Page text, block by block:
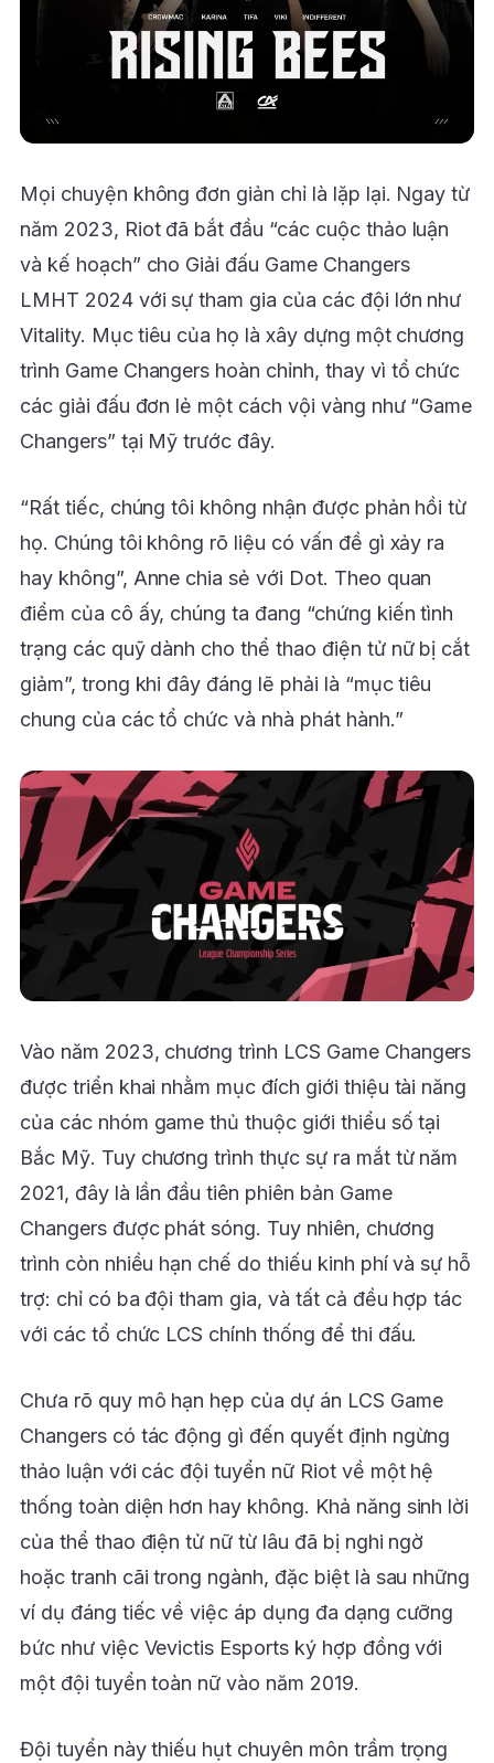
Mọi chuyện không đơn giản chỉ là lặp lại. Ngay từ
năm 2023, Riot đã bắt đầu “các cuộc thảo luận
và kế hoạch” cho Giải đấu Game Changers
LMHT 2024 với sự tham gia của các đội lớn như
Vitality. Mục tiêu của họ là xây dựng một chương
trình Game Changers hoàn chỉnh, thay vì tổ chức
các giải đấu đơn lẻ một cách vội vàng như “Game
Changers” tại Mỹ trước đây.
“Rất tiếc, chúng tôi không nhận được phản hồi từ
họ. Chúng tôi không rõ liệu có vấn đề gì xảy ra
hay không”, Anne chia sẻ với Dot. Theo quan
điểm của cô ấy, chúng ta đang “chứng kiến tình
trạng các quỹ dành cho thể thao điện tử nữ bị cắt
giảm”, trong khi đây đáng lẽ phải là “mục tiêu
chung của các tổ chức và nhà phát hành.”
Vào năm 2023, chương trình LCS Game Changers
được triển khai nhằm mục đích giới thiệu tài năng
của các nhóm game thủ thuộc giới thiểu số tại
Bắc Mỹ. Tuy chương trình thực sự ra mắt từ năm
2021, đây là lần đầu tiên phiên bản Game
Changers được phát sóng. Tuy nhiên, chương
trình còn nhiều hạn chế do thiếu kinh phí và sự hỗ
trợ: chỉ có ba đội tham gia, và tất cả đều hợp tác
với các tổ chức LCS chính thống để thi đấu.
Chưa rõ quy mô hạn hẹp của dự án LCS Game
Changers có tác động gì đến quyết định ngừng
thảo luận với các đội tuyển nữ Riot về một hệ
thống toàn diện hơn hay không. Khả năng sinh lời
của thể thao điện tử nữ từ lâu đã bị nghi ngờ
hoặc tranh cãi trong ngành, đặc biệt là sau những
ví dụ đáng tiếc về việc áp dụng đa dạng cưỡng
bức như việc Vevictis Esports ký hợp đồng với
một đội tuyển toàn nữ vào năm 2019.
Đội tuyển này thiếu hụt chuyên môn trầm trọng